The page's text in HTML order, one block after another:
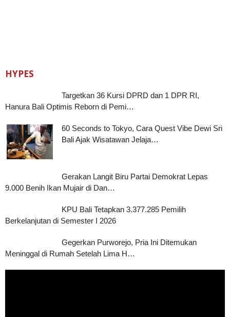
HYPES
Targetkan 36 Kursi DPRD dan 1 DPR RI,
Hanura Bali Optimis Reborn di Pemi…
60 Seconds to Tokyo, Cara Quest Vibe Dewi Sri
Bali Ajak Wisatawan Jelaja…
Gerakan Langit Biru Partai Demokrat Lepas
9.000 Benih Ikan Mujair di Dan…
KPU Bali Tetapkan 3.377.285 Pemilih
Berkelanjutan di Semester I 2026
Gegerkan Purworejo, Pria Ini Ditemukan
Meninggal di Rumah Setelah Lima H…